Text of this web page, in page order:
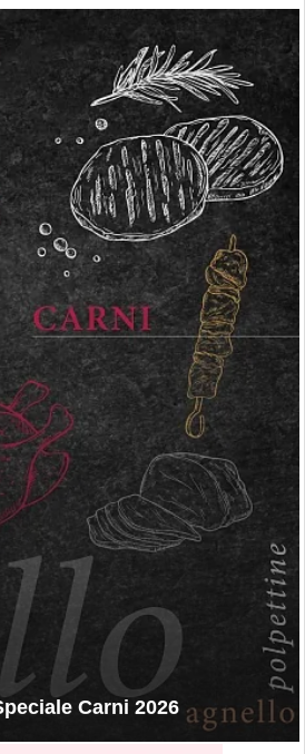
Carni 2026